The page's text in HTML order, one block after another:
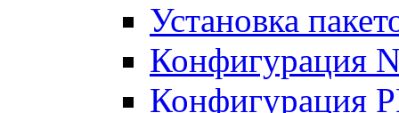
Установка
Конфигурация
Конфигурация